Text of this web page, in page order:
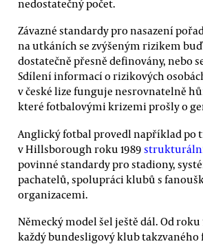
nedostatečný počet.
Závazné standardy pro nasazení
na utkáních se zvýšeným rizikem
dostatečně přesně definovány, nebo
Sdílení informací o rizikových
v české lize funguje nesrovnatelně
které fotbalovými krizemi prošly o
Anglický fotbal provedl například po
v Hillsborough roku 1989
povinné standardy pro stadiony,
pachatelů, spolupráci klubů s
organizacemi.
Německý model šel ještě dál. Od roku
každý bundesligový klub takzvaného